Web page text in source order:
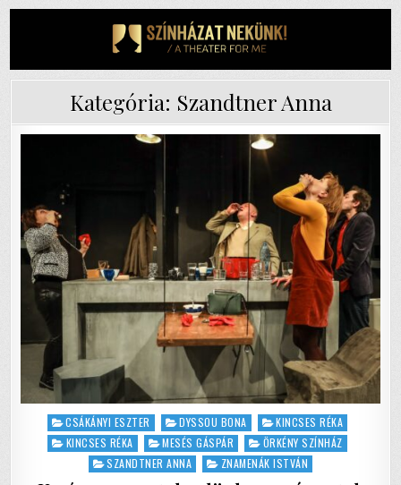
Kategória: Szandtner Anna
Posted
in
CSÁKÁNYI ESZTER DYSSOU BONA
KINCSES RÉKA
KINCSES RÉKA
MESÉS GÁSPÁR
ÖRKÉNY SZÍNHÁZ
SZANDTNER ANNA
ZNAMENÁK ISTVÁN